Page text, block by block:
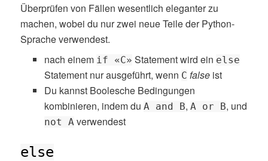
Überprüfen von Fällen wesentlich eleganter zu
machen, wobei du nur zwei neue Teile der Python-
Sprache verwendest.
nach einem if «C» Statement wird ein else
Statement nur ausgeführt, wenn C false ist
Du kannst Boolesche Bedingungen
kombinieren, indem duA and B,A or B, und
not A verwendest
else